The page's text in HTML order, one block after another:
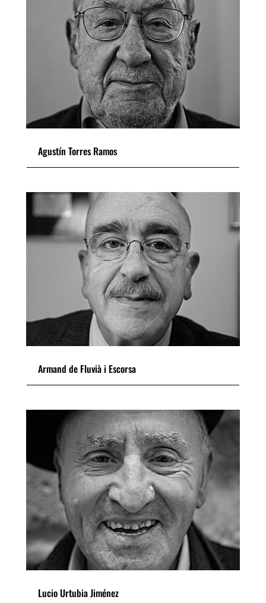
Agustín Torres Ramos
Armand de Fluvià i Escorsa
Lucio Urtubia Jiménez